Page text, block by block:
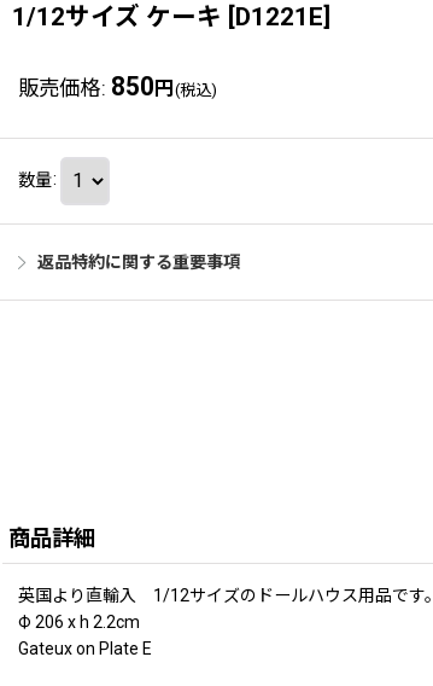
1/12サイズ ケーキ [D1221E]
販売価格: 850 円 (税込)
数量:
返品特約に関する重要事項
商品詳細
英国より直輸入 1/12サイズのドールハウス用品です。
Ф 206 x h 2.2cm
Gateux on Plate E